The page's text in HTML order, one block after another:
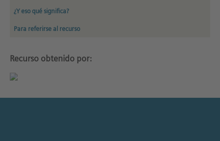
¿Y eso qué significa?
Para referirse al recurso
Recurso obtenido por: